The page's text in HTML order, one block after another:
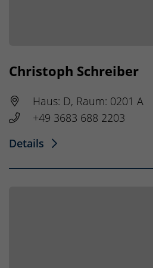
Christoph Schreiber
Haus: D, Raum: 0201 A
+49 3683 688 2203
Details